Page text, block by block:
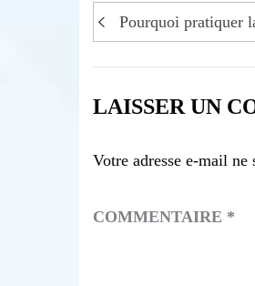
Navigation
de
Pourquoi pratiquer
LAISSER UN
Votre adresse e-mail ne
COMMENTAIRE *